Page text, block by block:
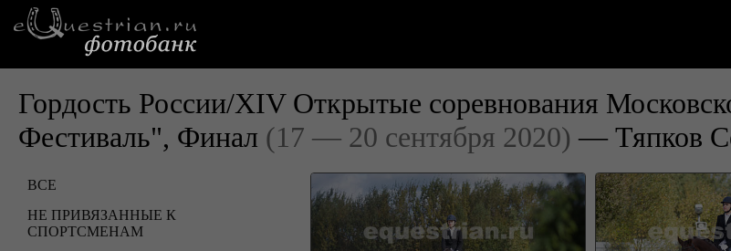
Гордость России/XIV Открытые соревнования
Фестиваль", Финал (17 — 20 сентября 2020) — Тяпков
ВСЕ
НЕ ПРИВЯЗАННЫЕ К
СПОРТСМЕНАМ